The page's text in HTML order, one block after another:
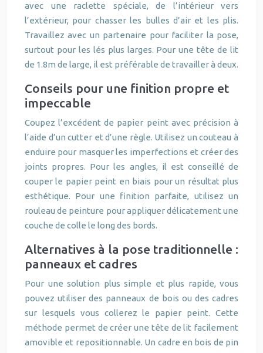
avec une raclette spéciale, de l’intérieur vers
l’extérieur, pour chasser les bulles d’air et les plis.
Travaillez avec un partenaire pour faciliter la pose,
surtout pour les lés plus larges. Pour une tête de lit
de 1.8m de large, il est préférable de travailler à deux.
Conseils pour une finition propre et
impeccable
Coupez l’excédent de papier peint avec précision à
l’aide d’un cutter et d’une règle. Utilisez un couteau à
enduire pour masquer les imperfections et créer des
joints propres. Pour les angles, il est conseillé de
couper le papier peint en biais pour un résultat plus
esthétique. Pour une finition parfaite, utilisez un
rouleau de peinture pour appliquer délicatement une
couche de colle le long des bords.
Alternatives à la pose traditionnelle :
panneaux et cadres
Pour une solution plus simple et plus rapide, vous
pouvez utiliser des panneaux de bois ou des cadres
sur lesquels vous collerez le papier peint. Cette
méthode permet de créer une tête de lit facilement
amovible et repositionnable. Un cadre en bois de pin